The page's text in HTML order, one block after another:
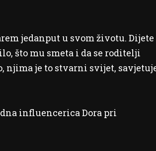
jedanput u svom životu. Dijete
što mu smeta i da se roditelji
njima je to stvarni svijet,
influencerica Dora pri